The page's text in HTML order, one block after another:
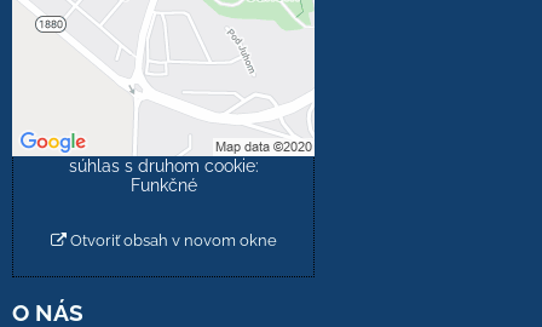
Prajete si načítať externý
obsah?
Povoliť tentokrát
Povoliť a zapamätať -
súhlas s druhom cookie:
Funkčné
Otvoriť obsah v novom okne
O NÁS